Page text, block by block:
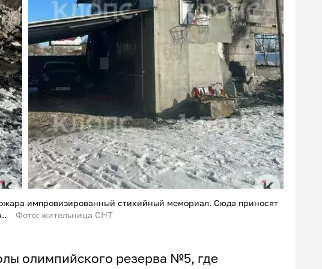
импровизированный стихийный мемориал. Сюда приносят
Фото: жительница СНТ
олимпийского резерва №5, где